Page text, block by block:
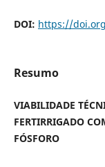
DOI: https://
Resumo
VIABILIDADE
FERTIRRIGADO
FÓSFORO